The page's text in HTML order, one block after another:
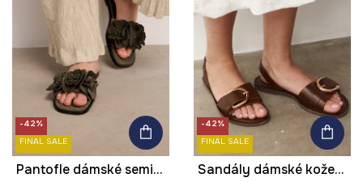
-42%
FINAL SALE
Pantofle dámské semišové
-42%
FINAL SALE
Sandály dámské kožené s přezkou